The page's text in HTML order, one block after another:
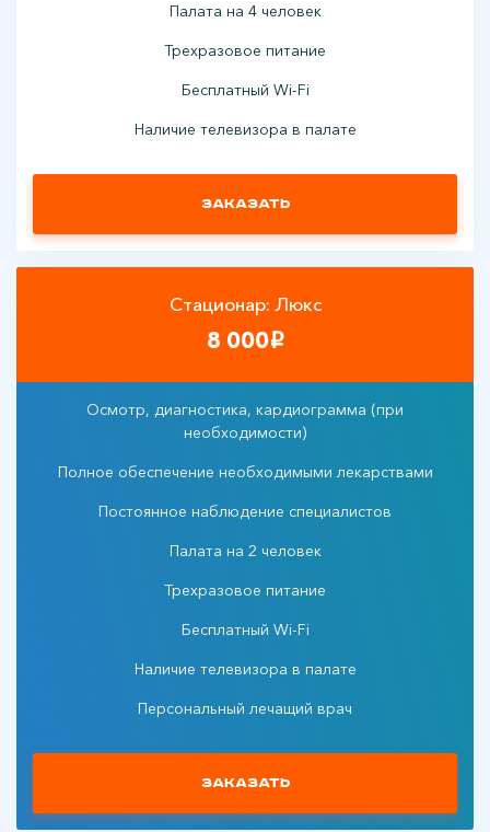
Палата на 4 человек
Трехразовое питание
Бесплатный Wi-Fi
Наличие телевизора в палате
Заказать
Стационар: Люкс
8 000i
Осмотр, диагностика, кардиограмма (при
необходимости)
Полное обеспечение необходимыми лекарствами
Постоянное наблюдение специалистов
Палата на 2 человек
Трехразовое питание
Бесплатный Wi-Fi
Наличие телевизора в палате
Персональный лечащий врач
Заказать